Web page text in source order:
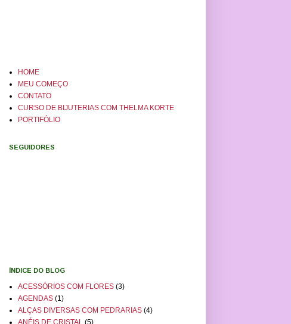
HOME
MEU COMEÇO
CONTATO
CURSO DE BIJUTERIAS COM THELMA KORTE
PORTIFÓLIO
SEGUIDORES
ÍNDICE DO BLOG
ACESSÓRIOS COM FLORES (3)
AGENDAS (1)
ALÇAS DIVERSAS COM PEDRARIAS (4)
ANÉIS DE CRISTAL (5)